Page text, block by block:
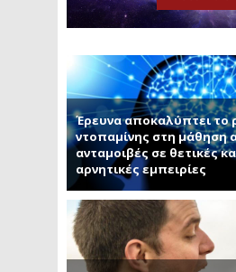
Έρευνα αποκαλύπτει το
ντοπαμίνης στη μάθηση
ανταμοιβές σε θετικές
αρνητικές εμπειρίες